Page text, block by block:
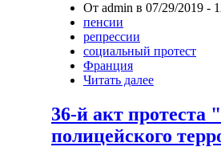
От admin в 07/29/2019 -
пенсии
репрессии
социальный протест
Франция
Читать далее
36-й акт
полицейского